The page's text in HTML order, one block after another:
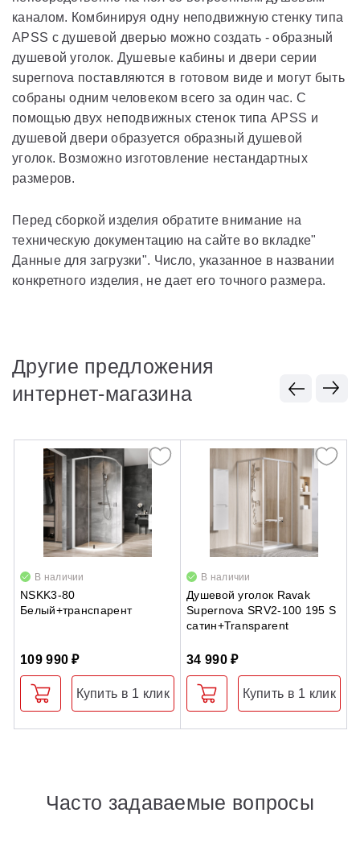
каналом. Комбинируя одну неподвижную стенку типа
APSS с душевой дверью можно создать - образный
душевой уголок. Душевые кабины и двери серии
supernova поставляются в готовом виде и могут быть
собраны одним человеком всего за один час. С
помощью двух неподвижных стенок типа APSS и
душевой двери образуется образный душевой
уголок. Возможно изготовление нестандартных
размеров.
Перед сборкой изделия обратите внимание на
техническую документацию на сайте во вкладке"
Данные для загрузки". Число, указанное в названии
конкретного изделия, не дает его точного размера.
Другие предложения
интернет-магазина
В наличии
NSKK3-80
Белый+транспарент
109 990 ₽
Купить в 1 клик
В наличии
Душевой уголок Ravak
Supernova SRV2-100 195 S
сатин+Transparent
34 990 ₽
Купить в 1 клик
Часто задаваемые вопросы